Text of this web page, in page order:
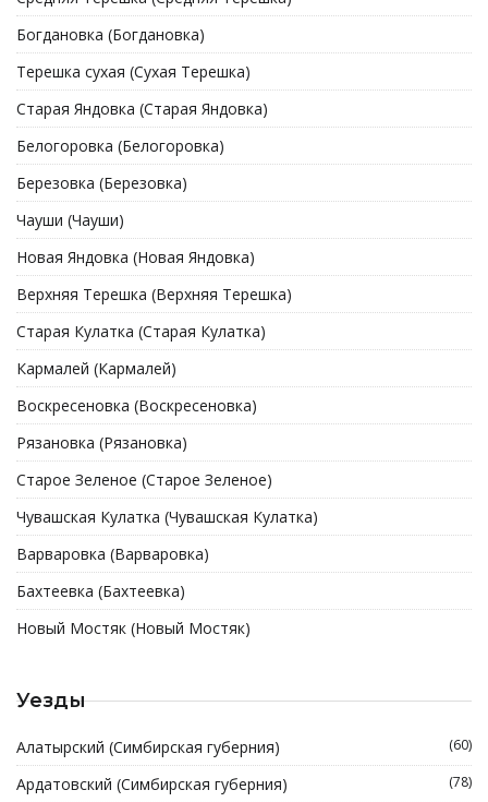
Богдановка (Богдановка)
Терешка сухая (Сухая Терешка)
Старая Яндовка (Старая Яндовка)
Белогоровка (Белогоровка)
Березовка (Березовка)
Чауши (Чауши)
Новая Яндовка (Новая Яндовка)
Верхняя Терешка (Верхняя Терешка)
Старая Кулатка (Старая Кулатка)
Кармалей (Кармалей)
Воскресеновка (Воскресеновка)
Рязановка (Рязановка)
Старое Зеленое (Старое Зеленое)
Чувашская Кулатка (Чувашская Кулатка)
Варваровка (Варваровка)
Бахтеевка (Бахтеевка)
Новый Мостяк (Новый Мостяк)
Уезды
Алатырский (Симбирская губерния) (60)
Ардатовский (Симбирская губерния) (78)